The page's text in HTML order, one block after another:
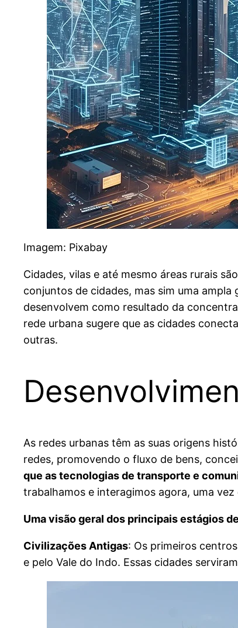
Imagem: Pixabay
Cidades, vilas e até mesmo áreas rurais
conjuntos de cidades, mas sim uma
desenvolvem como resultado da
rede urbana sugere que as cidades
outras.​
​As redes urbanas têm as suas origens
redes, promovendo o fluxo de bens,
que as tecnologias de transporte e
trabalhamos e interagimos agora, uma
Uma visão geral dos principais estágios
Civilizações Antigas: Os primeiros
e pelo Vale do Indo. Essas cidades